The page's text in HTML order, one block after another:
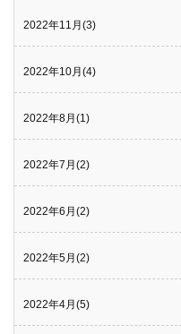
2022年11月(3)
2022年10月(4)
2022年8月(1)
2022年7月(2)
2022年6月(2)
2022年5月(2)
2022年4月(5)